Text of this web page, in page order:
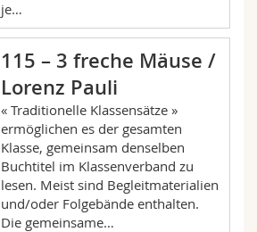
je…
115 – 3 freche Mäuse /
Lorenz Pauli
« Traditionelle Klassensätze »
ermöglichen es der gesamten
Klasse, gemeinsam denselben
Buchtitel im Klassenverband zu
lesen. Meist sind Begleitmaterialien
und/oder Folgebände enthalten.
Die gemeinsame…